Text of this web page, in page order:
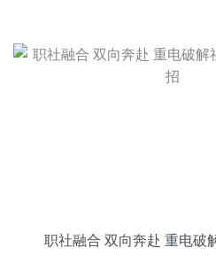
职社融合 双向奔赴 重电破